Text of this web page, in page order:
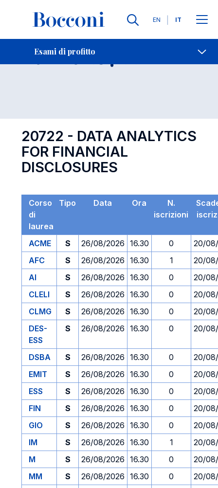
Lingue
EN IT
Esami di profitto
Contatti
Esame 20722 Open
20722 - DATA ANALYTICS
FOR FINANCIAL
DISCLOSURES
Corso
di
laurea
Tipo Data Ora
N.
iscrizioni
ACME S 26/08/2026 16.30 0
20/
AFC
S 26/08/2026 16.30 1
20/
AI
S 26/08/2026 16.30 0
20/
CLELI
S 26/08/2026 16.30 0
20/
CLMG
S 26/08/2026 16.30 0
20/
DES-
ESS
S 26/08/2026 16.30 0 20/
DSBA S 26/08/2026 16.30 0
20/
EMIT
S 26/08/2026 16.30 0
20/
ESS
S 26/08/2026 16.30 0
20/
FIN
S 26/08/2026 16.30 0
20/
GIO
S 26/08/2026 16.30 0
20/
IM
S 26/08/2026 16.30 1
20/
M
S 26/08/2026 16.30 0
20/
MM
S 26/08/2026 16.30 0
20/